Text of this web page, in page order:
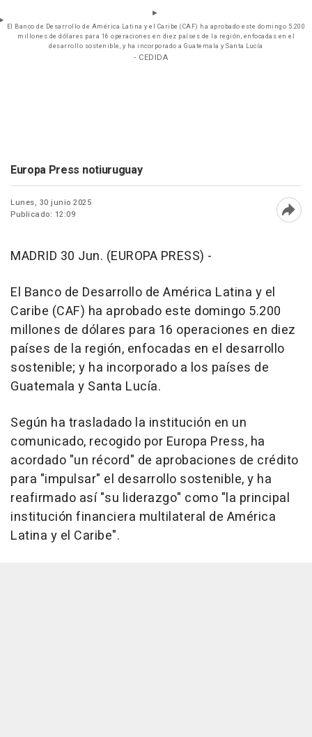
El Banco de Desarrollo de América Latina y el Caribe (CAF) ha aprobado este domingo 5.200
millones de dólares para 16 operaciones en diez países de la región, enfocadas en el
desarrollo sostenible, y ha incorporado a Guatemala y Santa Lucía
- CEDIDA
Europa Press notiuruguay
Lunes, 30 junio 2025
Publicado: 12:09
MADRID 30 Jun. (EUROPA PRESS) -
El Banco de Desarrollo de América Latina y el
Caribe (CAF) ha aprobado este domingo 5.200
millones de dólares para 16 operaciones en diez
países de la región, enfocadas en el desarrollo
sostenible; y ha incorporado a los países de
Guatemala y Santa Lucía.
Según ha trasladado la institución en un
comunicado, recogido por Europa Press, ha
acordado "un récord" de aprobaciones de crédito
para "impulsar" el desarrollo sostenible, y ha
reafirmado así "su liderazgo" como "la principal
institución financiera multilateral de América
Latina y el Caribe".